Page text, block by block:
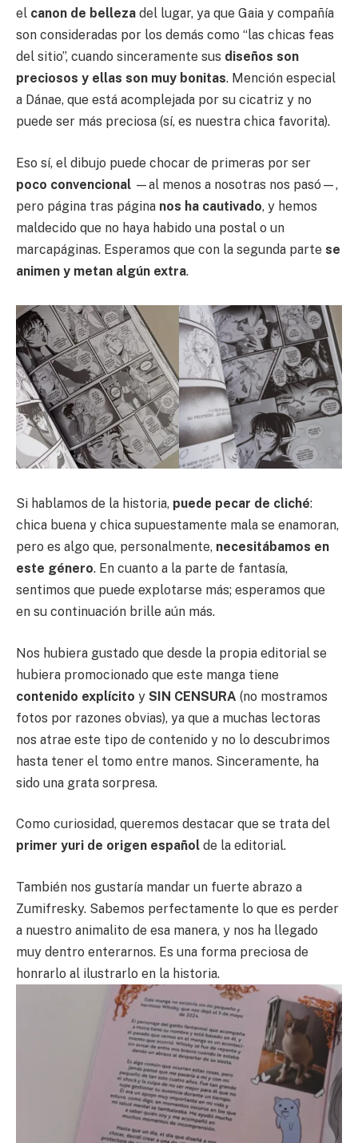
el canon de belleza del lugar, ya que Gaia y compañía
son consideradas por los demás como “las chicas feas
del sitio”, cuando sinceramente sus diseños son
preciosos y ellas son muy bonitas. Mención especial
a Dánae, que está acomplejada por su cicatriz y no
puede ser más preciosa (sí, es nuestra chica favorita).
Eso sí, el dibujo puede chocar de primeras por ser
poco convencional —al menos a nosotras nos pasó—,
pero página tras página nos ha cautivado, y hemos
maldecido que no haya habido una postal o un
marcapáginas. Esperamos que con la segunda parte se
animen y metan algún extra.
Si hablamos de la historia, puede pecar de cliché:
chica buena y chica supuestamente mala se enamoran,
pero es algo que, personalmente, necesitábamos en
este género. En cuanto a la parte de fantasía,
sentimos que puede explotarse más; esperamos que
en su continuación brille aún más.
Nos hubiera gustado que desde la propia editorial se
hubiera promocionado que este manga tiene
contenido explícito y SIN CENSURA (no mostramos
fotos por razones obvias), ya que a muchas lectoras
nos atrae este tipo de contenido y no lo descubrimos
hasta tener el tomo entre manos. Sinceramente, ha
sido una grata sorpresa.
Como curiosidad, queremos destacar que se trata del
primer yuri de origen español de la editorial.
También nos gustaría mandar un fuerte abrazo a
Zumifresky. Sabemos perfectamente lo que es perder
a nuestro animalito de esa manera, y nos ha llegado
muy dentro enterarnos. Es una forma preciosa de
honrarlo al ilustrarlo en la historia.